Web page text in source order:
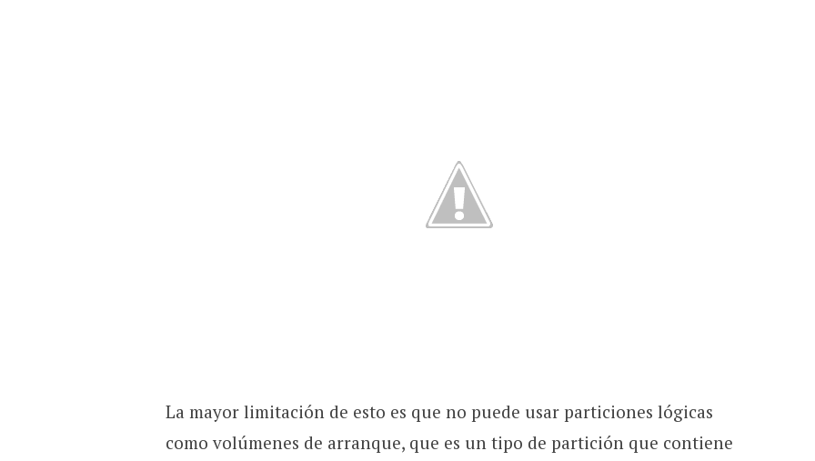
La mayor limitación de esto es que no puede usar particiones lógicas
como volúmenes de arranque, que es un tipo de partición que contiene